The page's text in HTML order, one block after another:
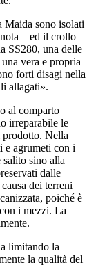
Maida sono isolati
– ed il crollo
SS280, una delle
vera e propria
forti disagi nella
allagati».
al comparto
irreparabile le
prodotto. Nella
e agrumeti con i
sino alla
dalle
dei terreni
poiché è
i mezzi. La
limitando la
la qualità del